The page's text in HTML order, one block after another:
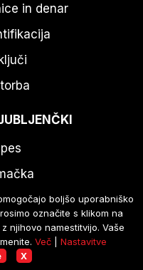
in denar
boljšo uporabniško
označite s klikom na
njihovo namestitvijo. Vaše
Več| Nastavitve
X